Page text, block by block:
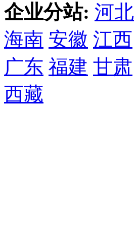
企业分站: 河北
海南 安徽 江西
广东 福建 甘肃
西藏